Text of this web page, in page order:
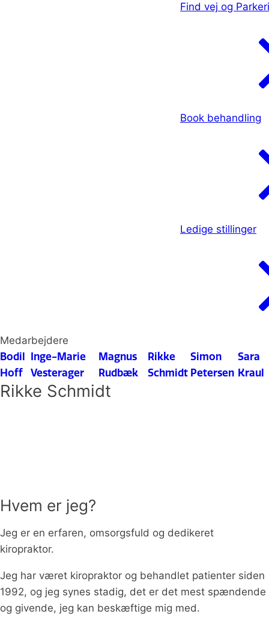
Find vej og
Book behandling
Ledige stillinger
Medarbejdere
Bodil
Hoff
Inge-Marie
Vesterager
Magnus
Rudbæk
Rikke
Schmidt
Simon
Petersen
Sara
Kraul
Rikke Schmidt
Hvem er jeg?
Jeg er en erfaren, omsorgsfuld og dedikeret
kiropraktor.
Jeg har været kiropraktor og behandlet patienter siden
1992, og jeg synes stadig, det er det mest spændende
og givende, jeg kan beskæftige mig med.